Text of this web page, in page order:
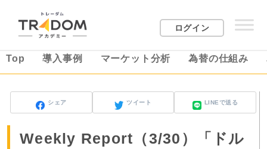
ログイン
Top 導入事例 マーケット分析 為替の仕組み
シェア ツイート LINEで送る
Weekly Report（3/30）「ドル